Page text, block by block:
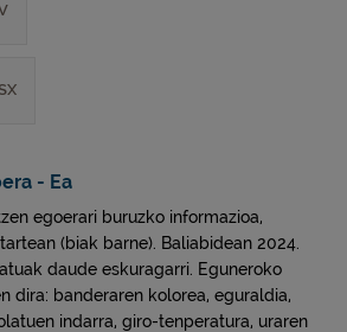
- Ea
egoerari buruzko informazioa,
(biak barne). Baliabidean 2024.
daude eskuragarri. Eguneroko
dira: banderaren kolorea, eguraldia,
indarra, giro-tenperatura, uraren